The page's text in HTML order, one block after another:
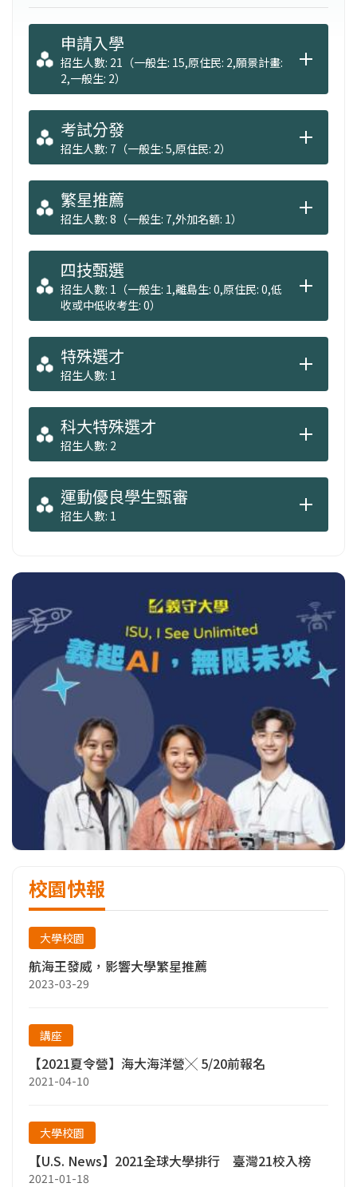
位知能。
（二）專業課程以海洋文創資源、文創產品設
計、文創產業經營為重點。
（三）統合本校既有學院系所之相關教學資
（四）強化產學連結與跨領域實作學習。
申請入學
招生人數: 21（一般生: 15,原住民: 2,願景計畫:
2,一般生: 2）
考試分發
招生人數: 7（一般生: 5,原住民: 2）
繁星推薦
招生人數: 8（一般生: 7,外加名額: 1）
四技甄選
招生人數: 1（一般生: 1,離島生: 0,原住民: 0,低
收或中低收考生: 0）
特殊選才
招生人數: 1
科大特殊選才
招生人數: 2
運動優良學生甄審
招生人數: 1
校園快報
大學校園
航海王發威，影響大學繁星推薦
2023-03-29
講座
【2021夏令營】海大海洋營╳ 5/20前報名
2021-04-10
大學校園
【U.S. News】2021全球大學排行 臺灣21校入榜
2021-01-18